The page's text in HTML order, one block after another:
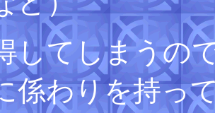
してしまうの
係わりを持っ